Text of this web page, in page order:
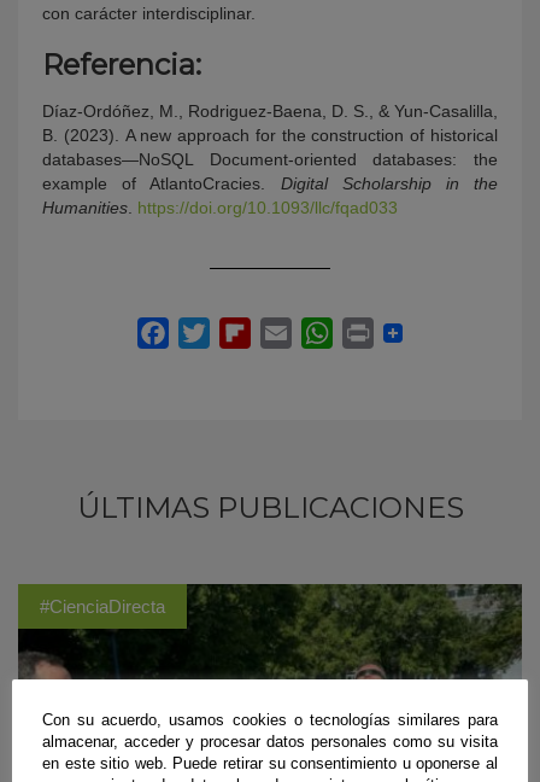
con carácter interdisciplinar.
Referencia:
Díaz-Ordóñez, M., Rodriguez-Baena, D. S., & Yun-Casalilla,
B. (2023). A new approach for the construction of historical
databases—NoSQL Document-oriented databases: the
example of AtlantoCracies. Digital Scholarship in the
Humanities https://doi.org/10.1093/llc/fqad033
ÚLTIMAS PUBLICACIONES
#CienciaDirecta
Con su acuerdo, usamos cookies o tecnologías similares para
almacenar, acceder y procesar datos personales como su visita
en este sitio web. Puede retirar su consentimiento u oponerse al